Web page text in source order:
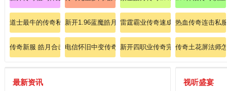
道士最牛的传奇私服：最牛道士，传奇私服的全新冒险之旅
新开1.96蓝魔皓月传奇：探索1.96版本全新开放的蓝魔
雷霆霸业传奇速成宝典：法师雷电
热血传奇连击私
传奇新服 皓月合击 电信怀旧中变传奇私服：重温经典，决战中变之巅！
新开四职业传奇完全手册：法师雷
传奇土花屏法师
最新资讯 视听盛宴